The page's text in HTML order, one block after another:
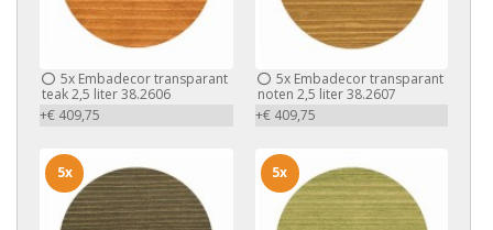
5x Embadecor transparant
teak 2,5 liter 38.2606
+€ 409,75
5xEmbadecor transparant
noten 2,5 liter 38.2607
+€ 409,75
5x 5x